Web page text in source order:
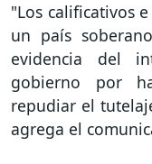
"Los calificativos
un país
evidencia del
gobierno por
repudiar el
agrega el